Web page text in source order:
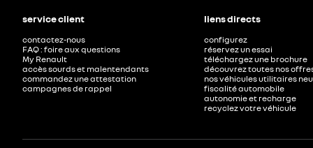
service client
contactez-nous
FAQ : foire aux questions
My Renault
accès sourds et malentendants
commandez une attestation
campagnes de rappel
liens directs
configurez
réservez un essai
téléchargez une brochure
découvrez toutes nos
nos véhicules utilitaires
fiscalité automobile
autonomie et recharge
recyclez votre véhicule